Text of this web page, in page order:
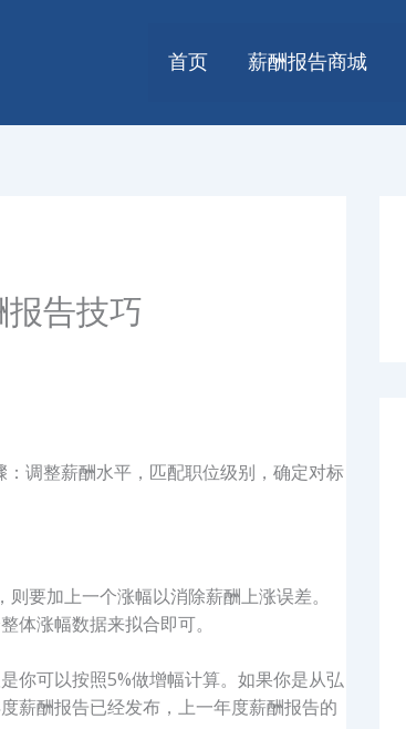
首页 薪酬报告商城
告技巧
调整薪酬水平，匹配职位级别，确定对标
要加上一个涨幅以消除薪酬上涨误差。
体涨幅数据来拟合即可。
你可以按照5%做增幅计算。如果你是从弘
薪酬报告已经发布，上一年度薪酬报告的